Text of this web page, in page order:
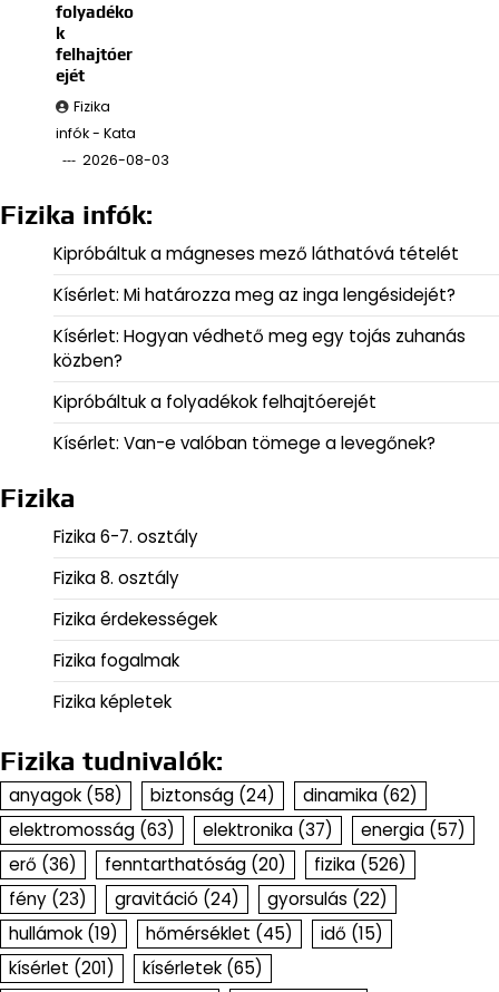
folyadéko
k
felhajtóer
ejét
Fizika
infók - Kata
2026-08-03
Fizika infók:
Kipróbáltuk a mágneses mező láthatóvá tételét
Kísérlet: Mi határozza meg az inga lengésidejét?
Kísérlet: Hogyan védhető meg egy tojás zuhanás
közben?
Kipróbáltuk a folyadékok felhajtóerejét
Kísérlet: Van-e valóban tömege a levegőnek?
Fizika
Fizika 6-7. osztály
Fizika 8. osztály
Fizika érdekességek
Fizika fogalmak
Fizika képletek
Fizika tudnivalók:
anyagok (58) biztonság (24) dinamika (62)
elektromosság (63) elektronika (37) energia (57)
erő (36) fenntarthatóság (20) fizika (526)
fény (23) gravitáció (24) gyorsulás (22)
hullámok (19) hőmérséklet (45) idő (15)
kísérlet (201) kísérletek (65)